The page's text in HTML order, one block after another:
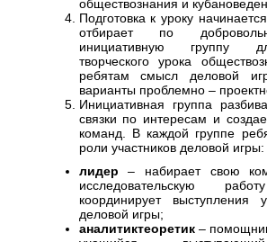
обществознания и
Подготовка к уроку
отбирает по
инициативную группу
творческого урока
ребятам смысл деловой
варианты проблемно –
Инициативная группа
связки по интересам и
команд. В каждой группе
роли участников деловой игры:
лидер– набирает свою
исследовательскую
координирует
деловой игры;
аналитиктеоретик–